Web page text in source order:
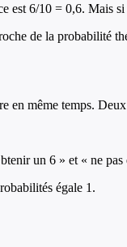
6/10 = 0,6. Mais
de la probabilité
en même temps.
un 6 » et « ne
égale 1.